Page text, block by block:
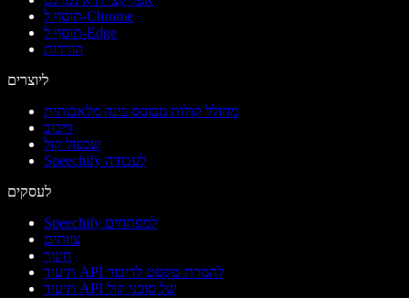
תוסף ל-Chrome
תוסף ל-Edge
הורדות
ליוצרים
מחולל קולות מבוסס בינה מלאכותית
דיבוב
שכפול קול
Speechify לעבודה
לעסקים
Speechify למפתחים
צוותים
חינוך
תיעוד API להמרת טקסט לדיבור
תיעוד API של סוכני קול